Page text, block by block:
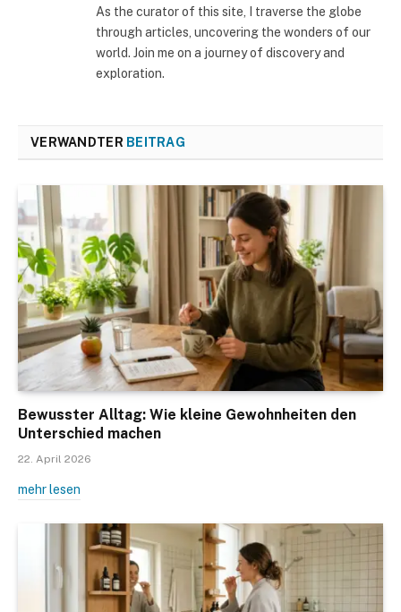
As the curator of this site, I traverse the globe
through articles, uncovering the wonders of our
world. Join me on a journey of discovery and
exploration.
VERWANDTER BEITRAG
Bewusster Alltag: Wie kleine Gewohnheiten den
Unterschied machen
22. April 2026
mehr lesen